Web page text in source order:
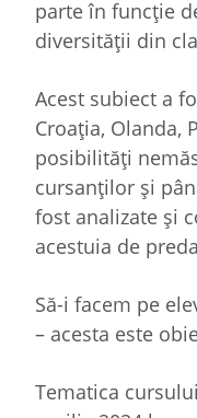
parte în funcție
diversității din
Acest subiect a
Croația, Olanda,
posibilități
cursanților și
fost analizate și
acestuia de
Să-i facem pe
– acesta este
Tematica